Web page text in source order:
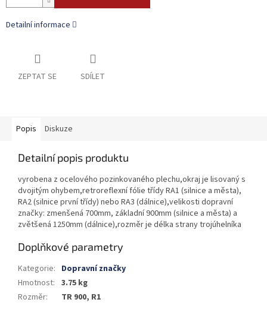
Detailní informace
ZEPTAT SE SDÍLET
Popis Diskuze
Detailní popis produktu
vyrobena z ocelového pozinkovaného plechu,okraj je lisovaný s
dvojitým ohybem,retroreflexní fólie třídy RA1 (silnice a města),
RA2 (silnice první třídy) nebo RA3 (dálnice),velikosti dopravní
značky: zmenšená 700mm, základní 900mm (silnice a města) a
zvětšená 1250mm (dálnice),rozměr je délka strany trojúhelníka
Doplňkové parametry
Kategorie: Dopravní značky
Hmotnost: 3.75 kg
Rozměr: TR 900, R1